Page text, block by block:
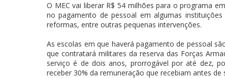
O MEC vai liberar R$ 54 milhões para o programa
no pagamento de pessoal em algumas
reformas, entre outras pequenas intervenções.
As escolas em que haverá pagamento de pessoal
que contratará militares da reserva das Forças
serviço é de dois anos, prorrogável por até dez,
receber 30% da remuneração que recebiam antes de